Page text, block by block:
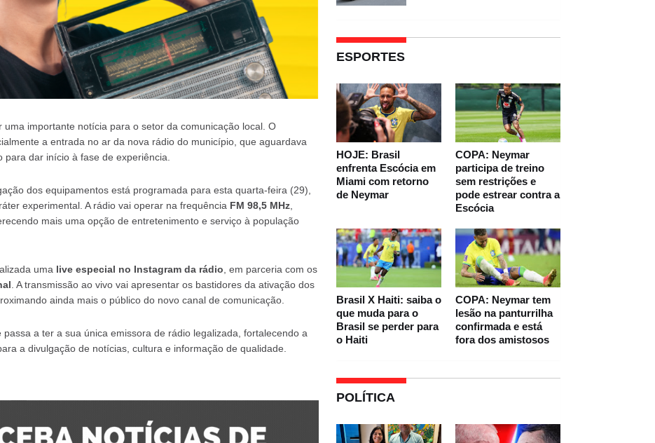
importante notícia para o setor da comunicação local. O
a entrada no ar da nova rádio do município, que aguardava
dar início à fase de experiência.
dos equipamentos está programada para esta quarta-feira (29),
experimental. A rádio vai operar na frequência FM 98,5 MHz,
mais uma opção de entretenimento e serviço à população
uma live especial no Instagram da rádio , em parceria com os
. A transmissão ao vivo vai apresentar os bastidores da ativação dos
ainda mais o público do novo canal de comunicação.
a ter a sua única emissora de rádio legalizada, fortalecendo a
a divulgação de notícias, cultura e informação de qualidade.
ESPORTES
HOJE: Brasil
enfrenta Escócia em
Miami com retorno
de Neymar
COPA: Neymar
participa de treino
sem restrições e
pode estrear contra a
Escócia
Brasil X Haiti: saiba o
que muda para o
Brasil se perder para
o Haiti
COPA: Neymar tem
lesão na panturrilha
confirmada e está
fora dos amistosos
POLÍTICA